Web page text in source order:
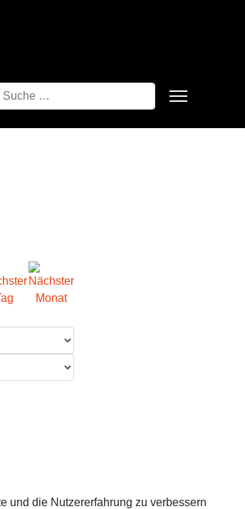
und die Nutzererfahrung zu verbessern